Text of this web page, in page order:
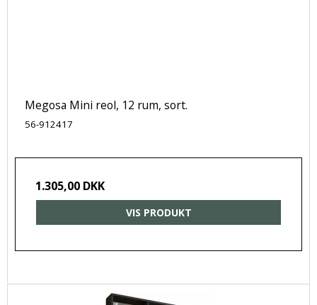
Megosa Mini reol, 12 rum, sort.
56-912417
1.305,00 DKK
VIS PRODUKT